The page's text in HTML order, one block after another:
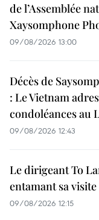
de l’Assemblée
Xaysomphone
09/08/2026 13:00
Décès de
: Le Vietnam
condoléances au
09/08/2026 12:43
Le dirigeant To
entamant sa
09/08/2026 12:15